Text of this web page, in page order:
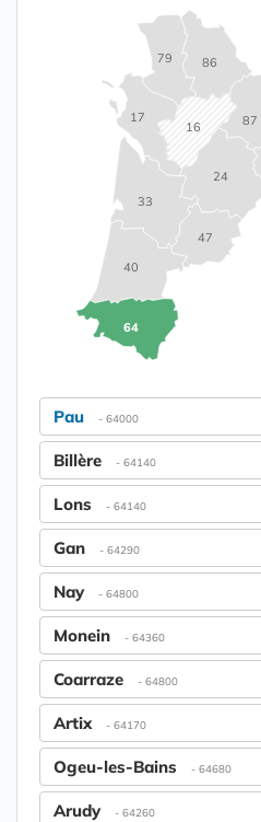
16
17
24
33
40
47
64
79 86
87
Pau - 64000
Billère - 64140
Lons - 64140
Gan - 64290
Nay - 64800
Monein - 64360
Coarraze - 64800
Artix - 64170
Ogeu-les-Bains - 64680
Arudy - 64260